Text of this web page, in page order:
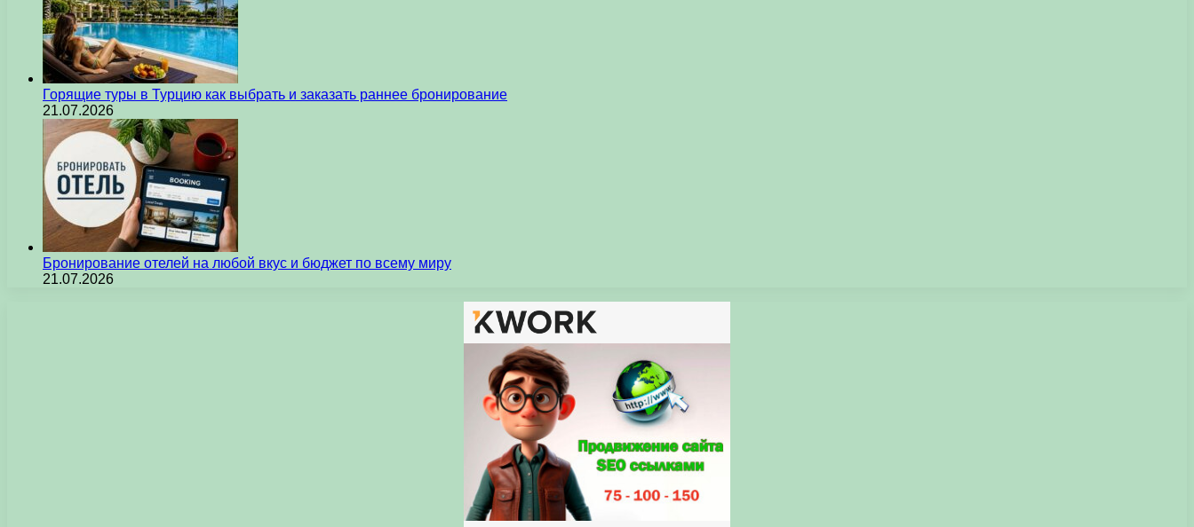
Горящие туры в Турцию как выбрать и заказать раннее бронирование
21.07.2026
Бронирование отелей на любой вкус и бюджет по всему миру
21.07.2026